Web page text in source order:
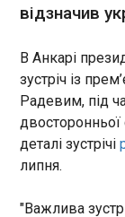
винищувач Cу-35. Про це
сили ЗСУ в
російський
йдеться в
ЧИТАТЬ
НАТО
16:05:21
відзначив
В Анкарі
зустріч із
Радевим, під
двосторонньої
деталі зустрічі
липня.
"Важлива